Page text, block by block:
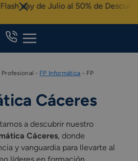
day de Julio al 50% de
- FP Informática - FP
Cáceres
a descubrir nuestro
Cáceres, donde
y vanguardia para llevarte al